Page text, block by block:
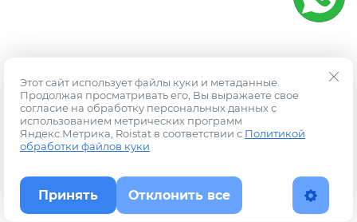
Этот сайт использует файлы куки и метаданные.
Продолжая просматривать его, Вы выражаете свое
согласие на обработку персональных данных с
использованием метрических программ
Яндекс.Метрика, Roistat в соответствии с Политикой
обработки файлов куки
Принять Отклонить все